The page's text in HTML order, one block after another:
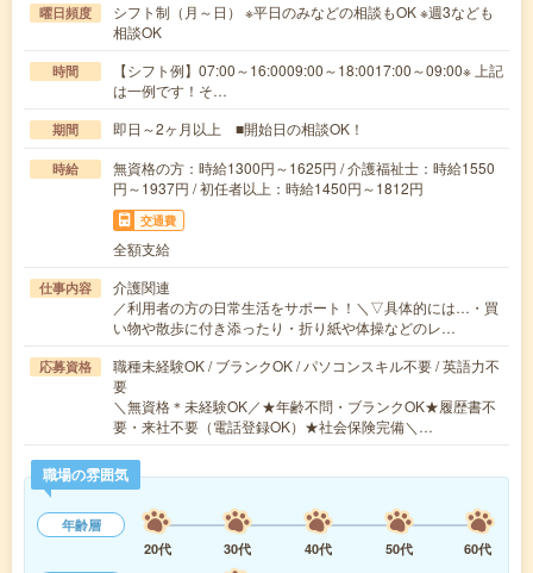
曜日頻度
シフト制（月～日） ※平日のみなどの相談もOK ※週3なども
相談OK
時間
【シフト例】07:00～16:0009:00～18:0017:00～09:00※ 上記
は一例です！そ…
期間 即日～2ヶ月以上 ■開始日の相談OK！
時給
無資格の方：時給1300円～1625円 / 介護福祉士：時給1550
円～1937円 / 初任者以上：時給1450円～1812円
交通費
全額支給
仕事内容
介護関連
／利用者の方の日常生活をサポート！＼▽具体的には…・買
い物や散歩に付き添ったり・折り紙や体操などのレ…
応募資格
職種未経験OK / ブランクOK / パソコンスキル不要 / 英語力不
要
＼無資格＊未経験OK／★年齢不問・ブランクOK★履歴書不
要・来社不要（電話登録OK）★社会保険完備＼…
職場の雰囲気
年齢層
20代
30代 40代 50代
60代